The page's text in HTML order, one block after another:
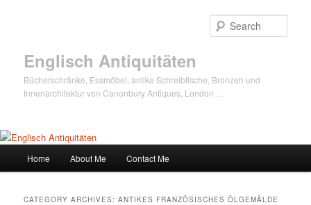
Englisch Antiquitäten
Bücherschränke, Essmöbel, antike Schreibtische, Bronzen und
Innenarchitektur von Canonbury Antiques, London …
Skip
Skip
Home About Me Contact Me
CATEGORY ARCHIVES:ANTIKES FRANZÖSISCHES ÖLGEMÄLDE